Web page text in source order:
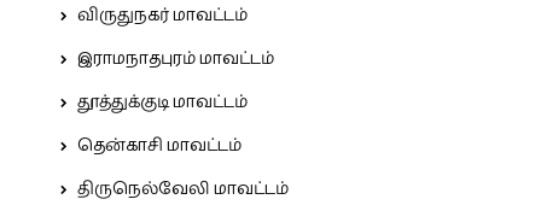
விருதுநகர் மாவட்டம்
இராமநாதபுரம் மாவட்டம்
தூத்துக்குடி மாவட்டம்
தென்காசி மாவட்டம்
திருநெல்வேலி மாவட்டம்